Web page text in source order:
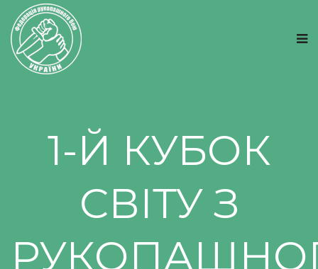
1-Й КУБОК
СВІТУ З